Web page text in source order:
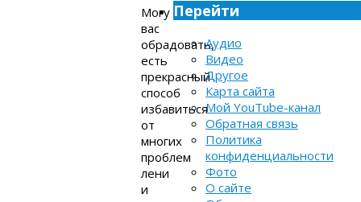
Могу
вас
обрадовать,
есть
прекрасный
способ
избавиться
от
многих
проблем
лени
и
Перейти
Аудио
Видео
Другое
Карта сайта
Мой YouTube-канал
Обратная связь
Политика
конфиденциальности
Фото
О сайте